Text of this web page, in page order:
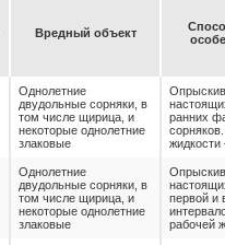
Вред­ный объ­ект
Однолетние
двудольные сорняки, в
том числе щирица, и
некоторые однолетние
злаковые
ранних
жидкости
Однолетние
двудольные сорняки, в
том числе щирица, и
некоторые однолетние
злаковые
первой и
рабочей